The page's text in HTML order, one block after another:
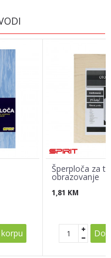
Šperploča za
obrazovanje
1,81 KM